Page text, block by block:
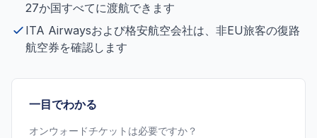
27か国すべてに渡航できます
ITA Airwaysおよび格安航空会社は、非EU旅客の復路
航空券を確認します
一目でわかる
オンウォードチケットは必要ですか？